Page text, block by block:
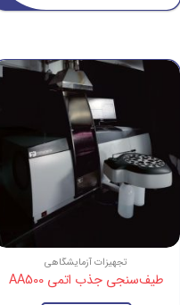
تجهیزات آزمایشگاهی
طیف‌سنجی جذب اتمی AA500